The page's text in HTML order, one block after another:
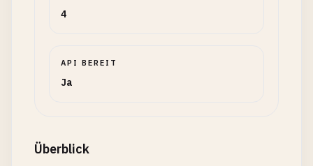
4
API BEREIT
Ja
Überblick